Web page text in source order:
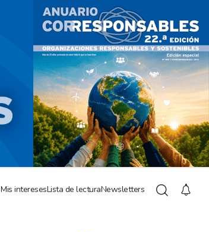
Mis interesesLista de lecturaNewsletters